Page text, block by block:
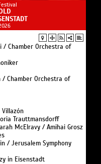
/ Chamber Orchestra of
/ Chamber Orchestra of
Villazón
Trauttmansdorff
McElravy / Amihai Grosz
/ Jerusalem Symphony
in Eisenstadt